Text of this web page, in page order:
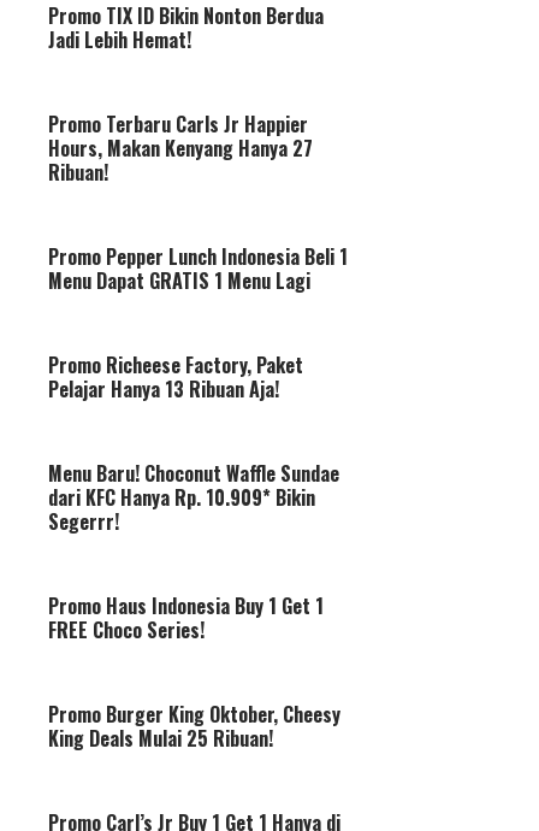
Promo TIX ID Bikin Nonton Berdua
Jadi Lebih Hemat!
Promo Terbaru Carls Jr Happier
Hours, Makan Kenyang Hanya 27
Ribuan!
Promo Pepper Lunch Indonesia Beli 1
Menu Dapat GRATIS 1 Menu Lagi
Promo Richeese Factory, Paket
Pelajar Hanya 13 Ribuan Aja!
Menu Baru! Choconut Waffle Sundae
dari KFC Hanya Rp. 10.909* Bikin
Segerrr!
Promo Haus Indonesia Buy 1 Get 1
FREE Choco Series!
Promo Burger King Oktober, Cheesy
King Deals Mulai 25 Ribuan!
Promo Carl’s Jr Buy 1 Get 1 Hanya di